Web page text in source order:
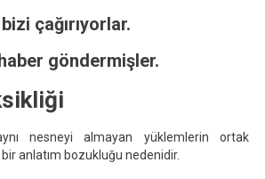
çağırıyorlar.
göndermişler.
nesneyi almayan yüklemlerin ortak
anlatım bozukluğu nedenidir.